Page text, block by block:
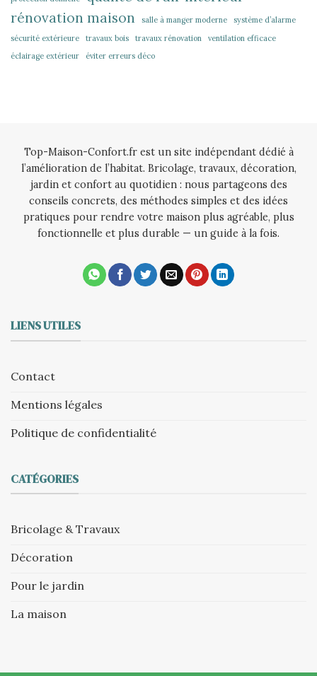
rénovation maison
salle à manger moderne
système d’alarme
sécurité extérieure
travaux bois travaux rénovation
ventilation efficace
éclairage extérieur
éviter erreurs déco
Top-Maison-Confort.fr est un site indépendant dédié à
l’amélioration de l’habitat. Bricolage, travaux, décoration,
jardin et confort au quotidien : nous partageons des
conseils concrets, des méthodes simples et des idées
pratiques pour rendre votre maison plus agréable, plus
fonctionnelle et plus durable — un guide à la fois.
LIENS UTILES
Contact
Mentions légales
Politique de confidentialité
CATÉGORIES
Bricolage & Travaux
Décoration
Pour le jardin
La maison